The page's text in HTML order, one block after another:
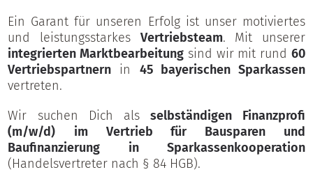
Ein Garant für unseren Erfolg ist unser motiviertes
und leistungsstarkes Vertriebsteam. Mit unserer
integrierten Marktbearbeitungsind wir mit rund 60
Vertriebspartnern in 45 bayerischen Sparkassen
vertreten.
Wir suchen Dich alsselbständigen Finanzprofi
(m/w/d)
im Vertrieb für Bausparen und
Baufinanzierung in Sparkassenkooperation
(Handelsvertreter nach § 84 HGB).